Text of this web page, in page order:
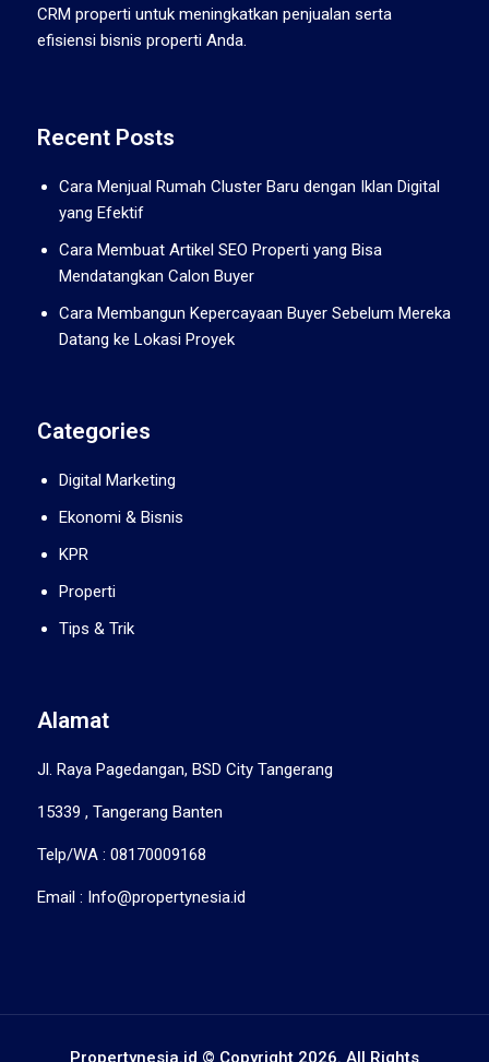
CRM properti untuk meningkatkan penjualan serta
efisiensi bisnis properti Anda.
Recent Posts
Cara Menjual Rumah Cluster Baru dengan Iklan Digital
yang Efektif
Cara Membuat Artikel SEO Properti yang Bisa
Mendatangkan Calon Buyer
Cara Membangun Kepercayaan Buyer Sebelum Mereka
Datang ke Lokasi Proyek
Categories
Digital Marketing
Ekonomi & Bisnis
KPR
Properti
Tips & Trik
Alamat
Jl. Raya Pagedangan, BSD City Tangerang
15339 , Tangerang Banten
Telp/WA : 08170009168
Email : Info@propertynesia.id
Propertynesia.id © Copyright 2026. All Rights